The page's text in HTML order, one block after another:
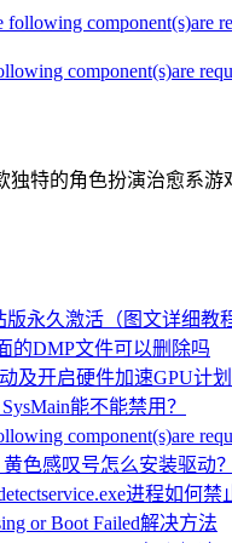
component(s)are
独特的角色扮演治愈系
永久激活（图文详细教
的DMP文件可以删除吗
及开启硬件加速GPU计
能不能禁用？
component(s)are
黄色感叹号怎么安装驱动？
进程如何禁
or Boot Failed解决方法